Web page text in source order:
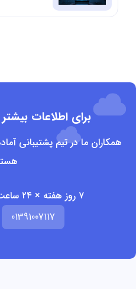
برای اطلاعات
همکاران ما در تیم پشتیبانی
۷ روز هفته × ۲۴ ساعت روز
01391007117